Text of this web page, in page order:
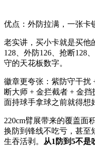
优点：外防拉满，一张卡
老实讲，买小卡就是买
128、外防126、抢断128
守的天花板数字。
徽章更夸张：紫防守干扰
断大师 + 金拦截者 + 金
面持球手拿球之前就得想
220cm臂展带来的覆盖
换防到锋线不吃亏，甚至
生吞活剥。
从1防到5不是